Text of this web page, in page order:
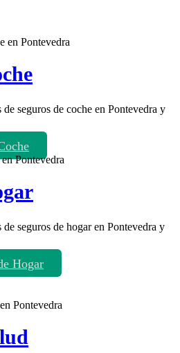
seguros de coche en Pontevedra y
seguros de hogar en Pontevedra y
Hogar